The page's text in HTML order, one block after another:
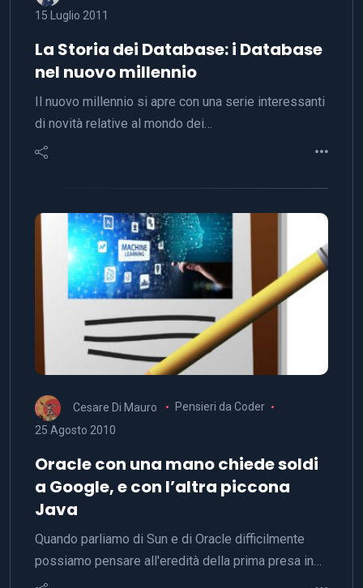
15 Luglio 2011
La Storia dei Database: i Database
nel nuovo millennio
Il nuovo millennio si apre con una serie interessanti
di novità relative al mondo dei…
Cesare Di Mauro
Pensieri da Coder
25 Agosto 2010
Oracle con una mano chiede soldi
a Google, e con l’altra piccona
Java
Quando parliamo di Sun e di Oracle difficilmente
possiamo pensare all'eredità della prima presa in…